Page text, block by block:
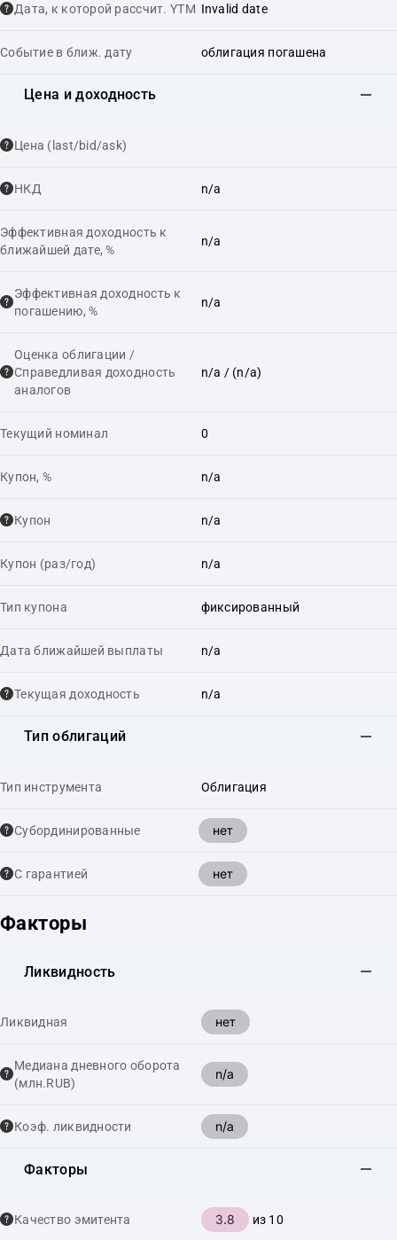
Дата, к которой рассчит. YTM Invalid date
Событие в ближ. дату облигация погашена
Цена и доходность
Цена (last/bid/ask)
НКД n/a
Эффективная доходность к
ближайшей дате, %
n/a
Эффективная доходность к
погашению, %
n/a
Оценка облигации /
Справедливая доходность
аналогов
n/a / (n/a)
Текущий номинал 0
Купон, % n/a
Купон n/a
Купон (раз/год) n/a
Тип купона фиксированный
Дата ближайшей выплаты n/a
Текущая доходность n/a
Тип облигаций
Тип инструмента Облигация
Cубординированные нет
С гарантией нет
Факторы
Ликвидность
Ликвидная нет
Медиана дневного оборота
(млн.RUB)
n/a
Коэф. ликвидности n/a
Факторы
Качество эмитента 3.8 из 10